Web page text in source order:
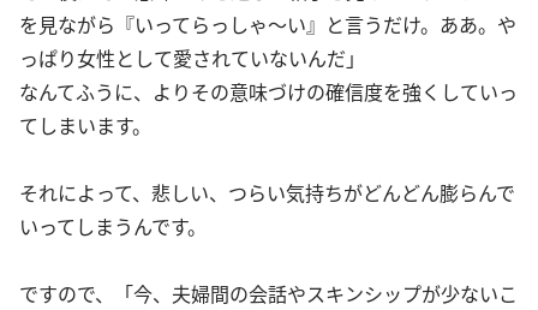
を見ながら『いってらっしゃ～い』と言うだけ。ああ。や
っぱり女性として愛されていないんだ」
なんてふうに、よりその意味づけの確信度を強くしていっ
てしまいます。
それによって、悲しい、つらい気持ちがどんどん膨らんで
いってしまうんです。
ですので、「今、夫婦間の会話やスキンシップが少ないこ